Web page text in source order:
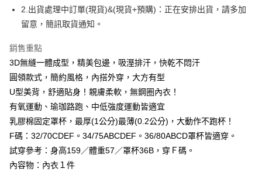
３．安心：先確認商品／服務後，再付款。
【「AFTEE先享後付」結帳流程】
結帳頁面，進行簡訊認證並確認金額後，即可完成結帳。
２．訂單成立數日內，您將收到繳費通知簡訊。
３．收到繳費通知簡訊後14天內，點擊此簡訊中的連結，可透過四大超商／
ATM／網路銀行／等多元方式進行付款，方視為交易完成。
※ 請注意：結帳手續完成當下不需立刻繳費，但若您需要取消訂單，請聯絡
後付繳納相關費用。
※ 交易是否成功請以「AFTEE先享後付 」之結帳頁面顯示為準，若有關於
是否繳費成功／繳費後需取消欲退款等相關疑問，請聯繫「AFTEE先享後付
客戶支援中心」
https://netprotections.freshdesk.com/support/home
【注意事項】
全家取貨付款
每筆NT$99,999
付款後全家取貨
每筆NT$99,999
7-11取貨付款
付款後7-11取貨
每筆NT$99,999
2.出貨處理中訂單(現貨)&(現貨+預購)：正在安排出貨，請多加
留意，簡訊取貨通知。
銷售重點
3D無縫一體成型，精美包邊，吸溼排汗，快乾不悶汗
圓領款式，簡約風格，內搭外穿，大方有型
U型美背，舒適貼身！親膚柔軟，無鋼圈內衣！
有氧運動、瑜珈路跑、中低強度運動皆適宜
乳膠棉固定罩杯，最厚(1公分)最薄(0.2公分)，大動作不跑杯！
F碼：32/70CDEF。34/75ABCDEF。36/80ABCD罩杯皆適穿。
試穿參考：身高159／體重57／罩杯36B，穿Ｆ碼。
內容物：內衣１件